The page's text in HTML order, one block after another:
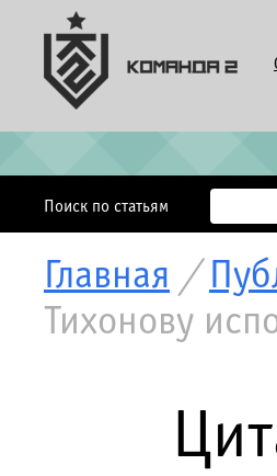
Поиск по статьям
Главная /
Тихонову